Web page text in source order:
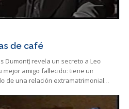
de café
Dumont) revela un secreto a Leo
mejor amigo fallecido: tiene un
de una relación extramatrimonial…